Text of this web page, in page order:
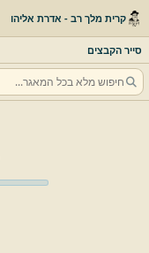
קרית מלך רב - אדרת אליהו
סייר הקבצים